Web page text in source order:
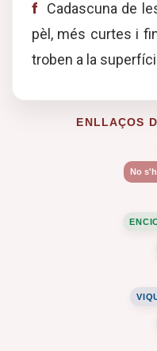
f
Cadascuna de
pèl, més curtes i
troben a la
ENLLAÇOS
No